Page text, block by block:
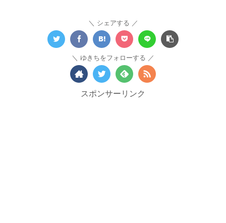
シェアする
ゆきちをフォローする
スポンサーリンク